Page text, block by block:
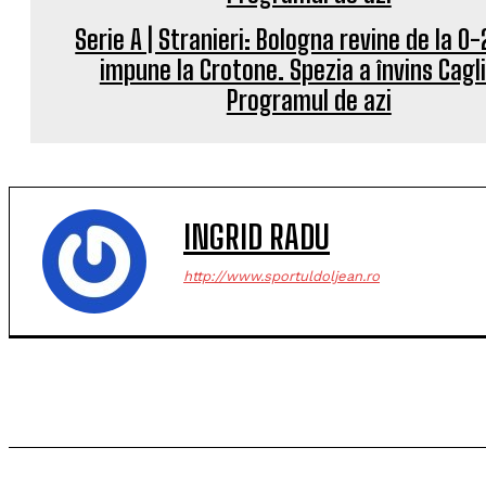
Serie A | Stranieri: Bologna revine de la 0-
impune la Crotone. Spezia a învins
Programul de azi
INGRID RADU
http://www.sportuldoljean.ro